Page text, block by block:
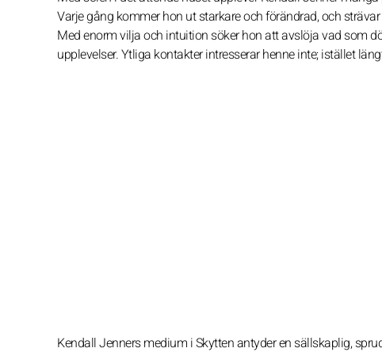
Varje gång kommer hon ut starkare och förändrad, och
Med enorm vilja och intuition söker hon att avslöja vad som
upplevelser. Ytliga kontakter intresserar henne inte; istället
Kendall Jenners medium i Skytten antyder en sällskaplig,